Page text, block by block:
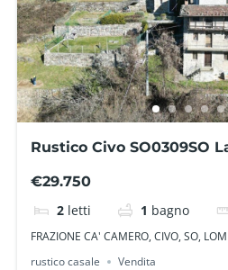
Rustico Civo SO0309SO
€29.750
2 letti 1 bagno
FRAZIONE CA' CAMERO, CIVO, SO,
rustico casale
Vendita